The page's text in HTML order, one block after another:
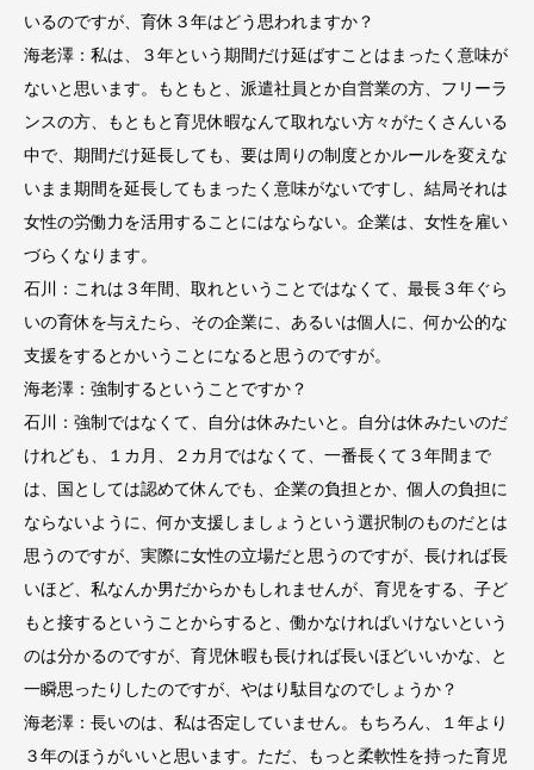
いるのですが、育休３年はどう思われますか？
海老澤：私は、３年という期間だけ延ばすことはまったく意味が
ないと思います。もともと、派遣社員とか自営業の方、フリーラ
ンスの方、もともと育児休暇なんて取れない方々がたくさんいる
中で、期間だけ延長しても、要は周りの制度とかルールを変えな
いまま期間を延長してもまったく意味がないですし、結局それは
女性の労働力を活用することにはならない。企業は、女性を雇い
づらくなります。
石川：これは３年間、取れということではなくて、最長３年ぐら
いの育休を与えたら、その企業に、あるいは個人に、何か公的な
支援をするとかいうことになると思うのですが。
海老澤：強制するということですか？
石川：強制ではなくて、自分は休みたいと。自分は休みたいのだ
けれども、１カ月、２カ月ではなくて、一番長くて３年間まで
は、国としては認めて休んでも、企業の負担とか、個人の負担に
ならないように、何か支援しましょうという選択制のものだとは
思うのですが、実際に女性の立場だと思うのですが、長ければ長
いほど、私なんか男だからかもしれませんが、育児をする、子ど
もと接するということからすると、働かなければいけないという
のは分かるのですが、育児休暇も長ければ長いほどいいかな、と
一瞬思ったりしたのですが、やはり駄目なのでしょうか？
海老澤：長いのは、私は否定していません。もちろん、１年より
３年のほうがいいと思います。ただ、もっと柔軟性を持った育児